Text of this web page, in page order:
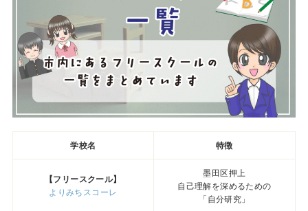
学校名 特徴
【フリースクール】
よりみちスコーレ
墨田区押上
自己理解を深めるための
「自分研究」